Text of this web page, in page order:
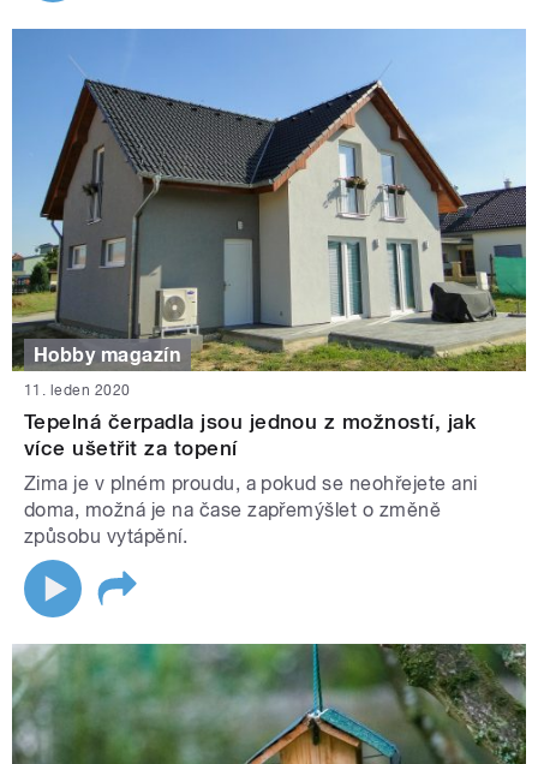
Hobby magazín
11. leden 2020
Tepelná čerpadla jsou jednou z možností, jak
více ušetřit za topení
Zima je v plném proudu, a pokud se neohřejete ani
doma, možná je na čase zapřemýšlet o změně
způsobu vytápění.